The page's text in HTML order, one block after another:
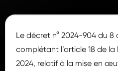
Le décret n° 2024-904 du
complétant l’article 18 de la
2024, relatif à la mise en